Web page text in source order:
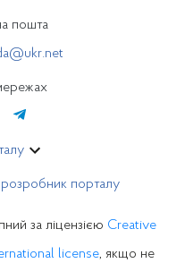
пошта
порталу
за ліцензією Creative
license, якщо не